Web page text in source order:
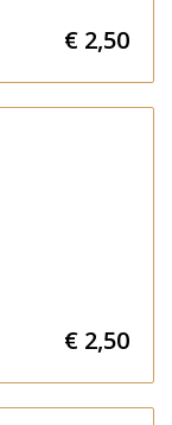
€ 2,50
€ 2,50